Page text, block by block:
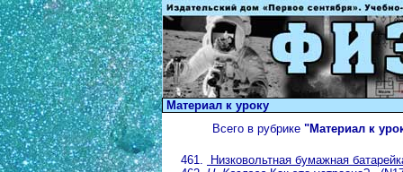
Материал к уроку
Всего в рубрике "Материал к
Низковольтная бумажная